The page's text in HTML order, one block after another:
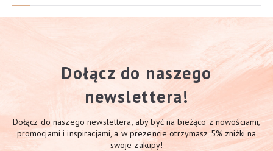
Dołącz do naszego
newslettera!
Dołącz do naszego newslettera, aby być na bieżąco z nowościami,
promocjami i inspiracjami, a w prezencie otrzymasz 5% zniżki na
swoje zakupy!